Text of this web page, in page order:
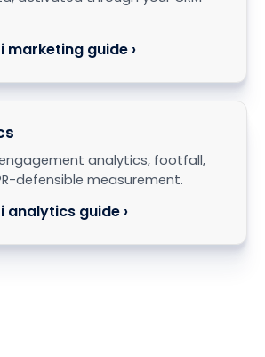
marketing guide ›
analytics, footfall,
defensible measurement.
analytics guide ›